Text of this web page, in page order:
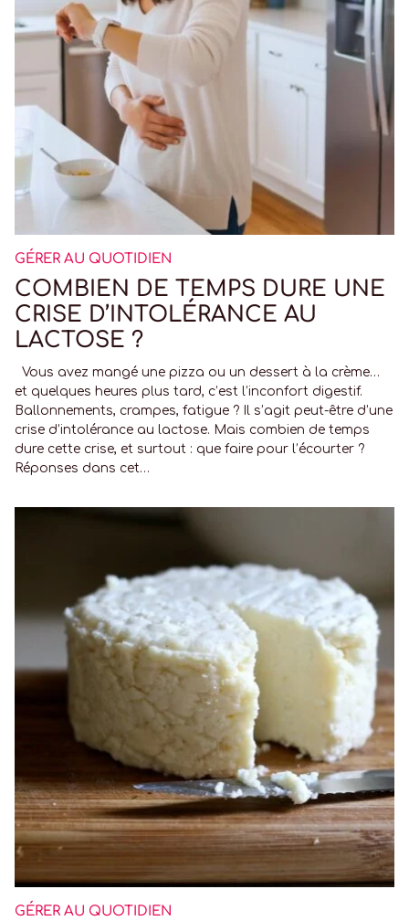
GÉRER AU QUOTIDIEN
COMBIEN DE TEMPS DURE UNE
CRISE D’INTOLÉRANCE AU
LACTOSE ?
Vous avez mangé une pizza ou un dessert à la crème…
et quelques heures plus tard, c’est l’inconfort digestif.
Ballonnements, crampes, fatigue ? Il s’agit peut-être d’une
crise d’intolérance au lactose. Mais combien de temps
dure cette crise, et surtout : que faire pour l’écourter ?
Réponses dans cet…
GÉRER AU QUOTIDIEN